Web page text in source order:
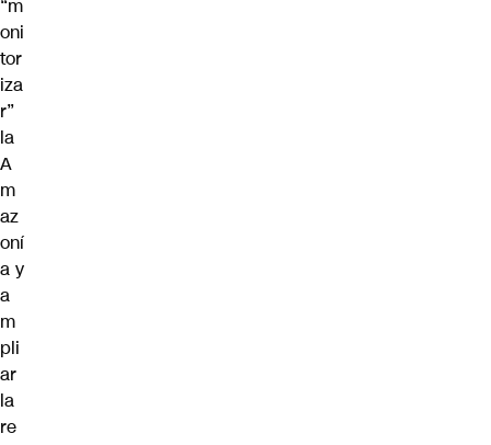
“m
oni
tor
iza
r”
la
A
m
az
oní
a y
a
m
pli
ar
la
re